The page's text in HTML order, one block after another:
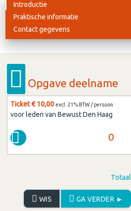
Introductie
Praktische informatie
Contact gegevens
Opgave deelname
Ticket € 10,00 excl. 21% BTW / persoon
voor leden van Bewust Den Haag
Totaal
WIS GA VERDER ►